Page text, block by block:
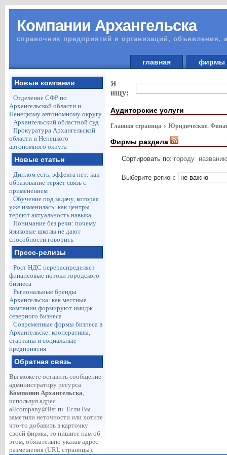
Компании Архангельска
справочник предприятий и организаций, объявления,
главная
Новые компании
Отделение СФР по
Архангельской области и
Ненецкому автономному округу
Архангельский областной суд
Прокуратура Архангельской
области и Ненецкого
автономного округа
Новые статьи
Диплом есть, эффекта нет: как
образование теряет связь с
применением
Обучение под задачу, которая
уже изменилась: как центры
теряют актуальность навыка
Понимание без речи: почему
языковые школы не дают
способности говорить
Пресс-релизы
Рост НДС перераспределяет
финансовые потоки городского
бизнеса
Региональные бренды
Архангельска: как местные
компании формируют имидж
северного бизнеса
Современные формы бизнеса в
Архангельске: кооперативы,
стартапы и социальные
предприятия
Обратная связь
Вы можете оставить сообщение
администратору ресурса
Компании Архангельска,
используя адрес
allcompany@list.ru. Если Вы
заметили неточности или хотите
что-то добавить в карточку
своей фирмы, то пишите нам об
этом, обязательно указав адрес
размещения (URL страницы).
Я
ищу:
Аудиторские услуги
Главная страница Юридические.
Фирмы раздела
Сортировать по: городу
Выберите регион: